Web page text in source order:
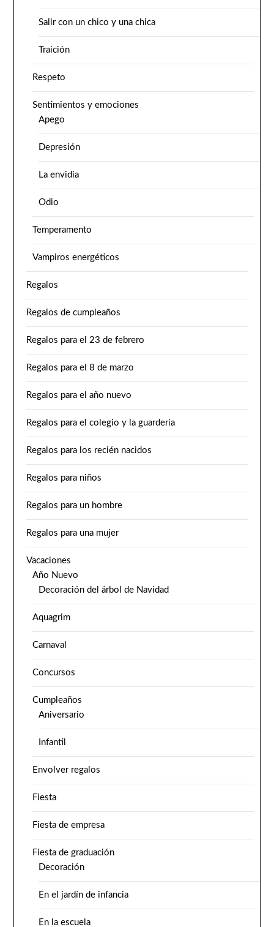
Salir con un chico y una chica
Traición
Respeto
Sentimientos y emociones
Apego
Depresión
La envidia
Odio
Temperamento
Vampiros energéticos
Regalos
Regalos de cumpleaños
Regalos para el 23 de febrero
Regalos para el 8 de marzo
Regalos para el año nuevo
Regalos para el colegio y la guardería
Regalos para los recién nacidos
Regalos para niños
Regalos para un hombre
Regalos para una mujer
Vacaciones
Año Nuevo
Decoración del árbol de Navidad
Aquagrim
Carnaval
Concursos
Cumpleaños
Aniversario
Infantil
Envolver regalos
Fiesta
Fiesta de empresa
Fiesta de graduación
Decoración
En el jardín de infancia
En la escuela